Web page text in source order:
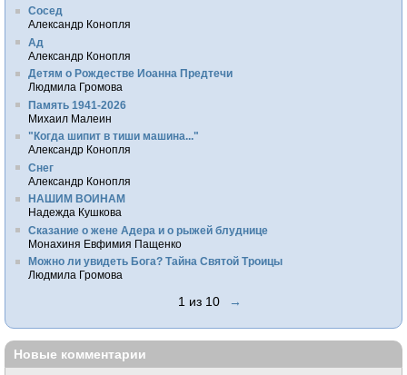
Сосед
Александр Конопля
Ад
Александр Конопля
Детям о Рождестве Иоанна Предтечи
Людмила Громова
Память 1941-2026
Михаил Малеин
"Когда шипит в тиши машина..."
Александр Конопля
Снег
Александр Конопля
НАШИМ ВОИНАМ
Надежда Кушкова
Сказание о жене Адера и о рыжей блуднице
Монахиня Евфимия Пащенко
Можно ли увидеть Бога? Тайна Святой Троицы
Людмила Громова
1 из 10 →
Новые комментарии